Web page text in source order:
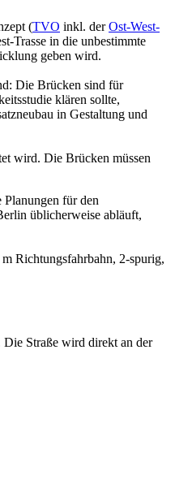
(TVO inkl. derOst-West-
Trasse in die unbestimmte
geben wird.
Die Brücken sind für
klären sollte,
in Gestaltung und
wird. Die Brücken müssen
für den
üblicherweise abläuft,
Richtungsfahrbahn, 2-spurig,
Straße wird direkt an der